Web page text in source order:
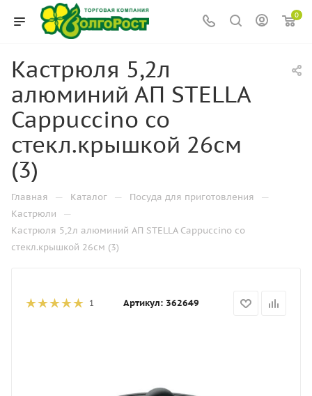
0
Кастрюля 5,2л
алюминий АП STELLA
Cappuccino со
стекл.крышкой 26см
(3)
Главная — Каталог — Посуда для приготовления —
Кастрюли —
Кастрюля 5,2л алюминий АП STELLA Cappuccino со
стекл.крышкой 26см (3)
1 Артикул: 362649